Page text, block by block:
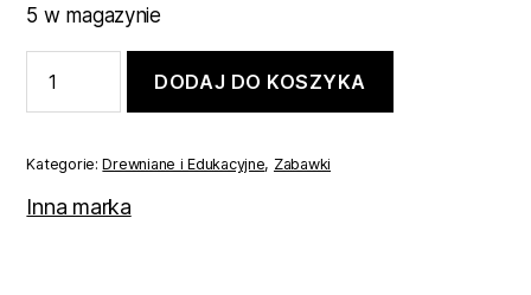
5 w magazynie
Drewniana
przeplatanka
DODAJ DO KOSZYKA
Kategorie:Drewniane i Edukacyjne, Zabawki
Inna marka